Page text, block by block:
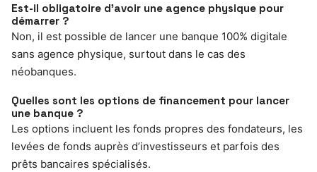
Est-il obligatoire d’avoir une agence physique pour
démarrer ?
Non, il est possible de lancer une banque 100% digitale
sans agence physique, surtout dans le cas des
néobanques.
Quelles sont les options de financement pour lancer
une banque ?
Les options incluent les fonds propres des fondateurs, les
levées de fonds auprès d’investisseurs et parfois des
prêts bancaires spécialisés.